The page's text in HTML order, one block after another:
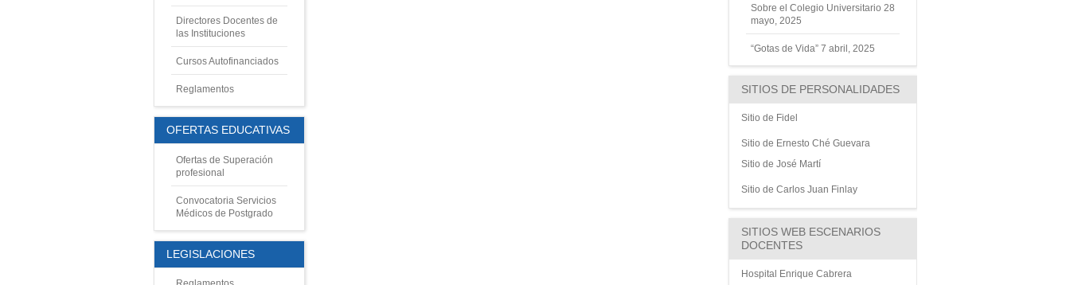
Directores Docentes de
las Instituciones
Cursos Autofinanciados
Reglamentos
OFERTAS EDUCATIVAS
Ofertas de Superación
profesional
Convocatoria Servicios
Médicos de Postgrado
LEGISLACIONES
Sobre el Colegio Universitario 28
mayo, 2025
“Gotas de Vida” 7 abril, 2025
SITIOS DE PERSONALIDADES
Sitio de Fidel
Sitio de Ernesto Ché Guevara
Sitio de José Martí
Sitio de Carlos Juan Finlay
SITIOS WEB ESCENARIOS
DOCENTES
Hospital Enrique Cabrera